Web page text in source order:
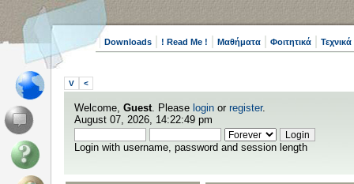
Downloads ! Read Me ! Μαθήματα Φοιτητικά
V <
Welcome, Guest. Please login or register.
August 07, 2026, 14:22:49 pm
Login with username, password and session length